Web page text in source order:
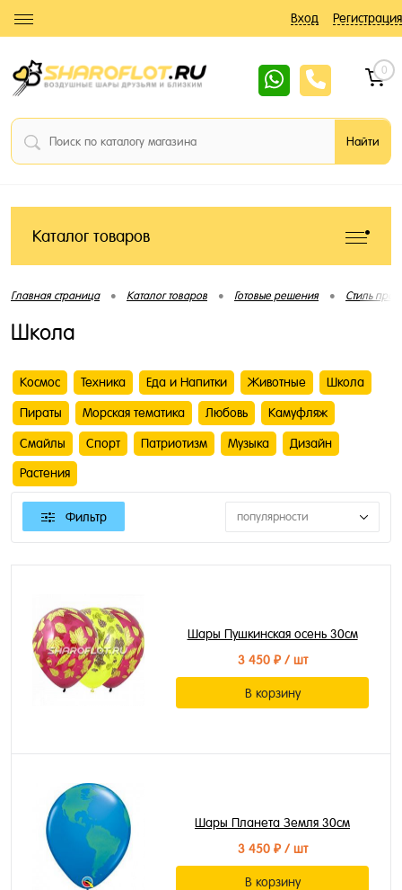
Вход Регистрация
0
Каталог товаров
Главная страница • Каталог товаров • Готовые решения • Стиль
Школа
Космос Техника Еда и Напитки Животные Школа
Пираты Морская тематика Любовь Камуфляж
Смайлы Спорт Патриотизм Музыка Дизайн
Растения
Фильтр популярности
Шары Пушкинская осень 30см
3 450 ₽/ шт
В корзину
Шары Планета Земля 30см
3 450 ₽/ шт
В корзину